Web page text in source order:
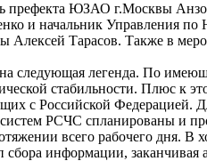
префекта ЮЗАО г.Москвы
и начальник
Алексей Тарасов. Также в
следующая легенда. По
стабильности. Плюс к
с Российской
РСЧС спланированы и
всего рабочего дня.
сбора информации,